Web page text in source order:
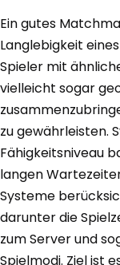
Ein gutes
Langlebigkeit
Spieler mit
vielleicht sogar
zu gewährleisten.
Fähigkeitsniveau
langen
Systeme
darunter die
zum Server und
Spielmodi. Ziel ist